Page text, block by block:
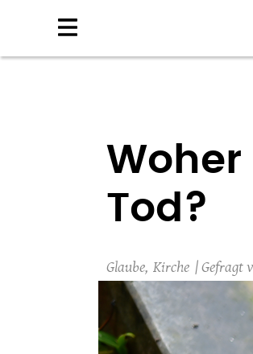
Tod?
Glaube Kirche